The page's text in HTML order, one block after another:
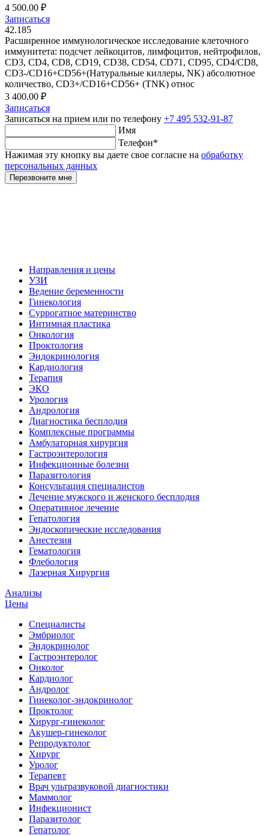
4 500.00 ₽
Записаться
42.185
Расширенное иммунологическое исследование клеточного
иммунитета: подсчет лейкоцитов, лимфоцитов, нейтрофилов,
CD3, CD4, CD8, CD19, CD38, CD54, CD71, CD95, CD4/CD8,
CD3-/CD16+CD56+(Натуральные киллеры, NK) абсолютное
количество, CD3+/CD16+CD56+ (TNK) относ
3 400.00 ₽
Записаться
Записаться на прием или по телефону +7 495 532-91-87
Имя
Телефон*
Нажимая эту кнопку вы даете свое согласие на обработку
персональных данных
Перезвоните мне
Направления и цены
УЗИ
Ведение беременности
Гинекология
Суррогатное материнство
Интимная пластика
Онкология
Проктология
Эндокринология
Кардиология
Терапия
ЭКО
Урология
Андрология
Диагностика бесплодия
Комплексные программы
Амбулаторная хирургия
Гастроэнтерология
Инфекционные болезни
Паразитология
Консультация специалистов
Лечение мужского и женского бесплодия
Оперативное лечение
Гепатология
Эндоскопические исследования
Анестезия
Гематология
Флебология
Лазерная Хирургия
Анализы
Цены
Специалисты
Эмбриолог
Эндокринолог
Гастроэнтеролог
Онколог
Кардиолог
Андролог
Гинеколог-эндокринолог
Проктолог
Хирург-гинеколог
Акушер-гинеколог
Репродуктолог
Хирург
Уролог
Терапевт
Врач ультразвуковой диагностики
Маммолог
Инфекционист
Паразитолог
Гепатолог